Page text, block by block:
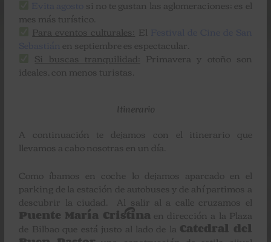
si no te gustan las aglomeraciones; es el
mes más turístico.
Para eventos culturales: El
en septiembre es espectacular.
Si buscas tranquilidad: Primavera y otoño son
ideales, con menos turistas.
Itinerario
A continuación te dejamos con el itinerario que
llevamos a cabo nosotras en un día.
Como íbamos en coche lo dejamos aparcado en el
parking de la estación de autobuses y de ahí partimos a
descubrir la ciudad. Al salir al a calle cruzamos el
Puente María Cristinaen dirección a la Plaza
de Bilbao que está justo al lado de la Catedral del